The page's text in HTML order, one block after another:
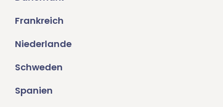
Frankreich
Niederlande
Schweden
Spanien